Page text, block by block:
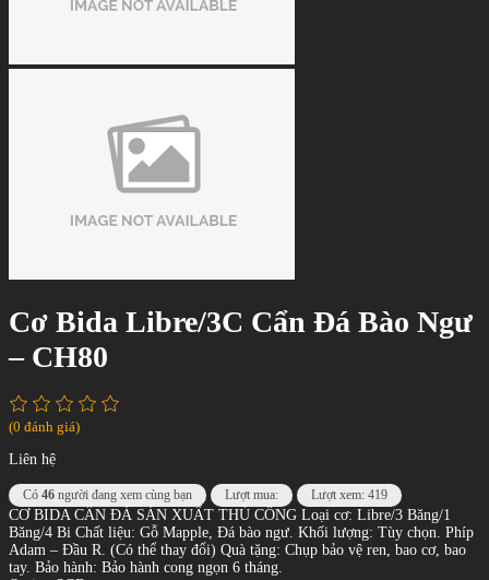
Cơ Bida Libre/3C Cẩn Đá Bào Ngư
– CH80
(0 đánh giá)
Liên hệ
Có 46 người đang xem cùng bạn Lượt mua: Lượt xem: 419
CƠ BIDA CẨN ĐÁ SẢN XUẤT THỦ CÔNG Loại cơ: Libre/3 Băng/1
Băng/4 Bi Chất liệu: Gỗ Mapple, Đá bào ngư. Khối lượng: Tùy chọn. Phíp
Adam – Đầu R. (Có thể thay đổi) Quà tặng: Chụp bảo vệ ren, bao cơ, bao
tay. Bảo hành: Bảo hành cong ngọn 6 tháng.